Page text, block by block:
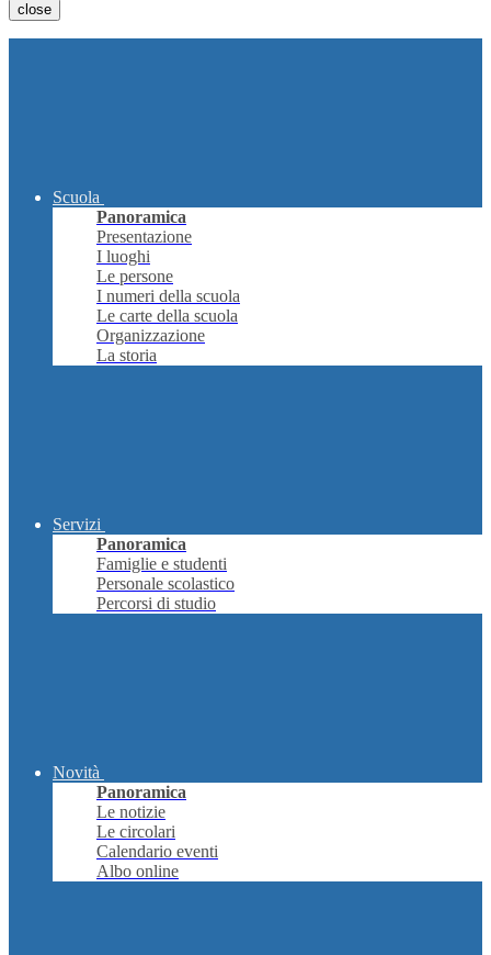
close
Scuola
Panoramica
Presentazione
I luoghi
Le persone
I numeri della scuola
Le carte della scuola
Organizzazione
La storia
Servizi
Panoramica
Famiglie e studenti
Personale scolastico
Percorsi di studio
Novità
Panoramica
Le notizie
Le circolari
Calendario eventi
Albo online